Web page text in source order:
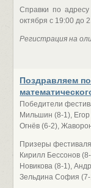
Справки по
октября с 19:00 до
Регистрация на
Поздравляем
Победители
Мильшин (8-1), Егор
Огнёв (6-2),
Призеры
Кирилл Бессонов
Новикова (8-1),
Зельдина София